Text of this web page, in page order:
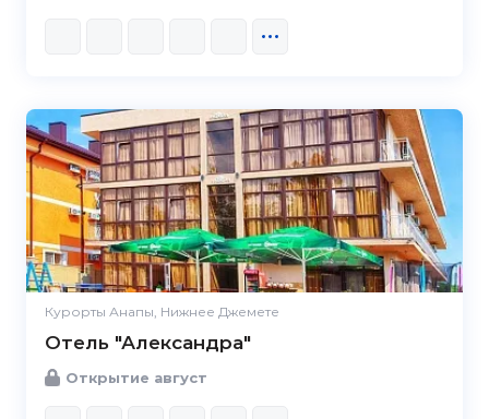
Курорты Анапы, Нижнее Джемете
Отель "Александра"
Открытие август